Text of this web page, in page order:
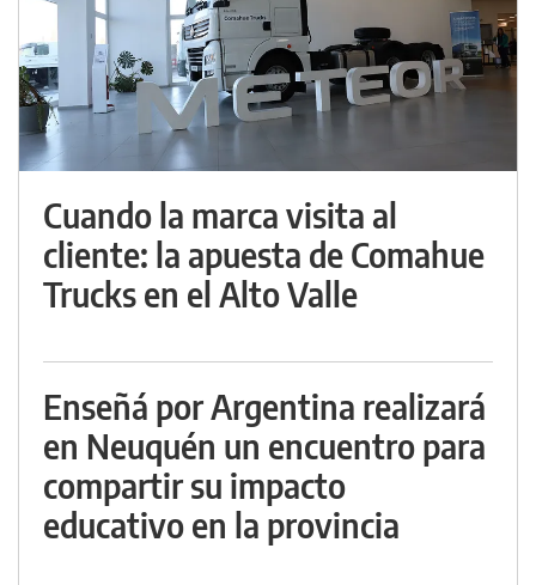
Cuando la marca visita al
cliente: la apuesta de Comahue
Trucks en el Alto Valle
Enseñá por Argentina realizará
en Neuquén un encuentro para
compartir su impacto
educativo en la provincia